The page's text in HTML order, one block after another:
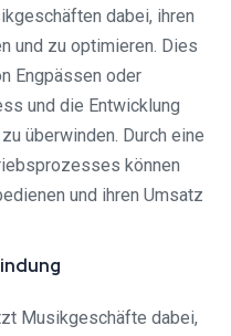
dabei, ihren
und zu optimieren. Dies
Engpässen oder
und die Entwicklung
überwinden. Durch eine
können
und ihren Umsatz
Musikgeschäfte dabei,